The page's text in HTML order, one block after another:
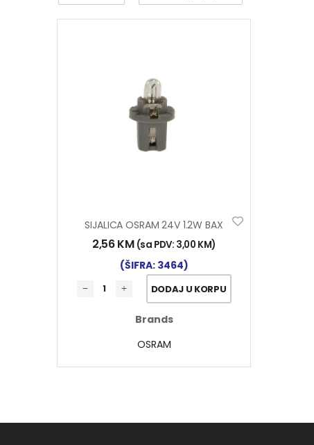
SIJALICA OSRAM 24V 1.2W BAX
2,56KM (sa PDV: 3,00 KM)
(ŠIFRA: 3464)
DODAJ U KORPU
Brands
OSRAM